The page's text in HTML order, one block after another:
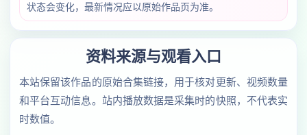
状态会变化，最新情况应以原始作品页为准。
资料来源与观看入口
本站保留该作品的原始合集链接，用于核对更新、视频数量
和平台互动信息。站内播放数据是采集时的快照，不代表实
时数值。